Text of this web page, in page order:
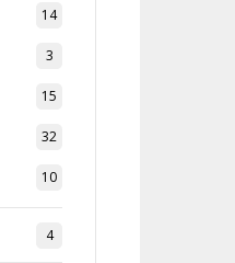
14
3
15
32
10
4